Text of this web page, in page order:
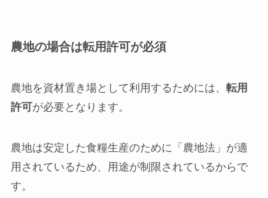
農地の場合は転用許可が必須
農地を資材置き場として利用するためには、 転用
許可 が必要となります。
農地は安定した食糧生産のために「農地法」が適
用されているため、用途が制限されているからで
す。